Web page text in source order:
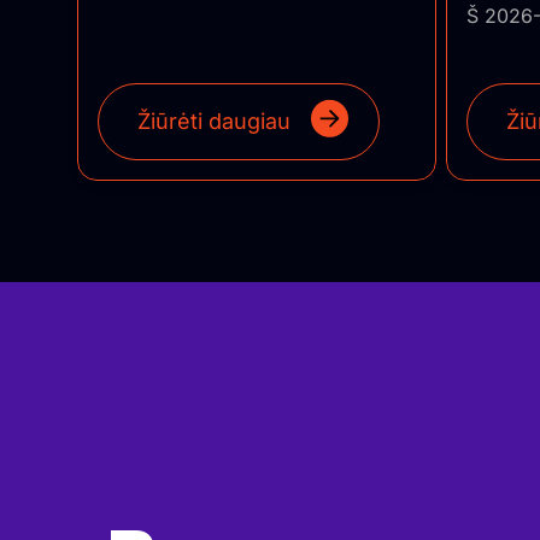
Žiūrėti daugiau
Š